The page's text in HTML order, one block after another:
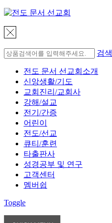
검색
전도 문서 선교회소개
신앙생활/기도
교회진리/교회사
강해/설교
전기/간증
어린이
전도/선교
큐티/훈련
타출판사
성경공부 및 연구
고객센터
멤버쉽
Toggle